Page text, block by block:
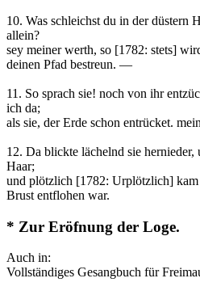
10. Was schleichst du in der düstern
allein?
sey meiner werth, so [1782: stets]
deinen Pfad bestreun. —
11. So sprach sie! noch von ihr
ich da;
als sie, der Erde schon entrücket.
12. Da blickte lächelnd sie hernieder,
Haar;
und plötzlich [1782: Urplötzlich] kam
Brust entflohen war.
* Zur Eröfnung der Loge.
Auch in:
Vollständiges Gesangbuch für